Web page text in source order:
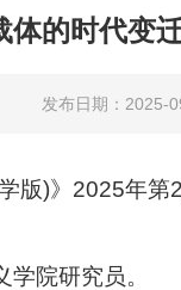
体的时代变
发布日期：2025-
版)》2025年第2
院研究员。